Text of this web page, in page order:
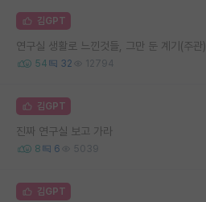
김GPT
연구실 생활로 느낀것들, 그만 둔 계기(주관)
54 32 12794
김GPT
진짜 연구실 보고 가라
8 6 5039
김GPT